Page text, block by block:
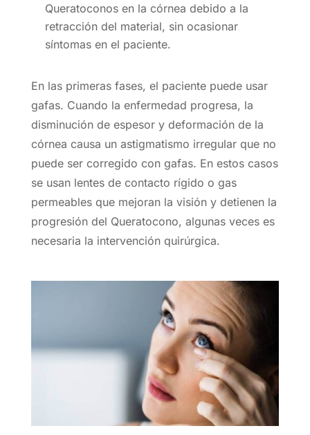
Queratoconos en la córnea debido a la
retracción del material, sin ocasionar
síntomas en el paciente.
En las primeras fases, el paciente puede usar
gafas. Cuando la enfermedad progresa, la
disminución de espesor y deformación de la
córnea causa un astigmatismo irregular que no
puede ser corregido con gafas. En estos casos
se usan lentes de contacto rígido o gas
permeables que mejoran la visión y detienen la
progresión del Queratocono, algunas veces es
necesaria la intervención quirúrgica.